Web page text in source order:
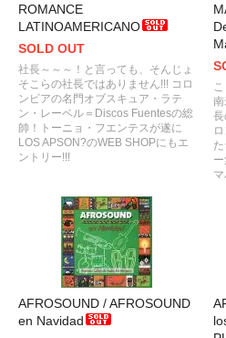
ROMANCE
LATINOAMERICANO
SOLD OUT
社長～～～！と言っても、そんじょ
そこらの社長ではありません!!! コロ
ンビアの名門オブスキュア・ラテ
ン・レーベル＝Discos Fuentesの総
帥！トーニョ・フエンテスが遂に
LOS APSON?のWEB SHOPにもエ
ントリー!!!
長
AFROSOUND / AFROSOUND
en Navidad